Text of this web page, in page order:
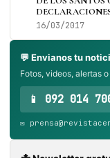
16/03/2017
💬 Envianos tu
Fotos, videos, alertas
📱 092 014
✉️